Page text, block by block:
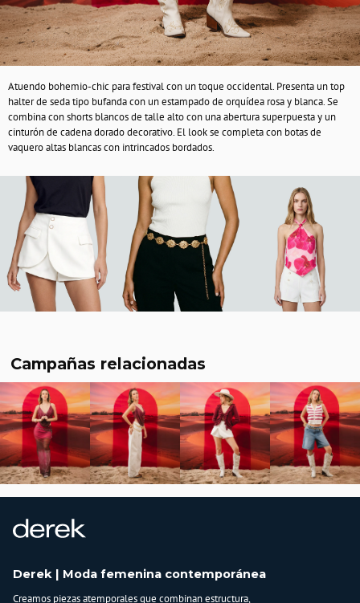
Atuendo bohemio-chic para festival con un toque occidental. Presenta un top
halter de seda tipo bufanda con un estampado de orquídea rosa y blanca. Se
combina con shorts blancos de talle alto con una abertura superpuesta y un
cinturón de cadena dorado decorativo. El look se completa con botas de
vaquero altas blancas con intrincados bordados.
Campañas relacionadas
Derek | Moda femenina contemporánea
Creamos piezas atemporales que combinan estructura,